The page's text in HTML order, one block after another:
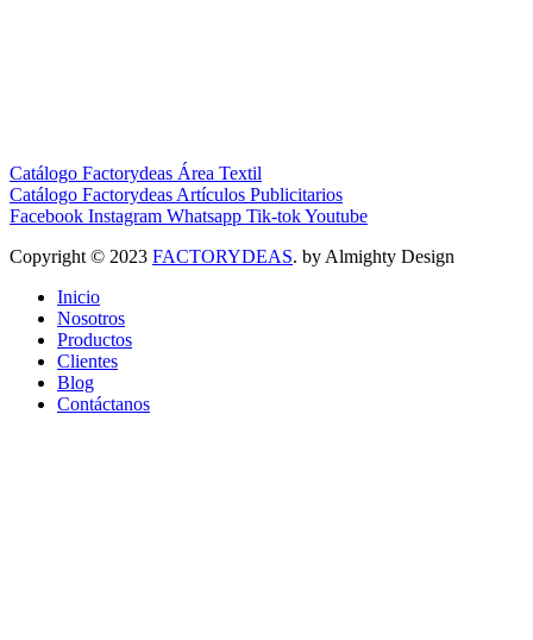
Catálogo Factorydeas Área Textil
Catálogo Factorydeas Artículos Publicitarios
Facebook Instagram Whatsapp Tik-tokYoutube
Copyright © 2023 FACTORYDEAS. by Almighty Design
Inicio
Nosotros
Productos
Clientes
Blog
Contáctanos